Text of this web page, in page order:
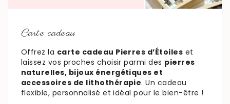
Carte cadeau
Offrez la carte cadeau Pierres d’Étoiles et
laissez vos proches choisir parmi des pierres
naturelles, bijoux énergétiques et
accessoires de lithothérapie. Un cadeau
flexible, personnalisé et idéal pour le bien-être !
En savoir plus